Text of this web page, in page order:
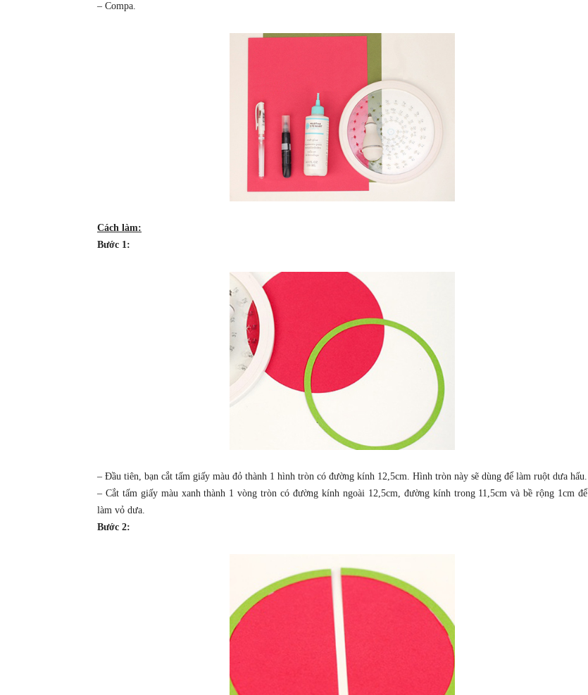
– Compa.
Cách làm:
Bước 1:
– Đầu tiên, bạn cắt tấm giấy màu đỏ thành 1 hình tròn có đường kính 12,5cm. Hình tròn này sẽ dùng để làm ruột dưa hấu.
– Cắt tấm giấy màu xanh thành 1 vòng tròn có đường kính ngoài 12,5cm, đường kính trong 11,5cm và bề rộng 1cm để
làm vỏ dưa.
Bước 2: